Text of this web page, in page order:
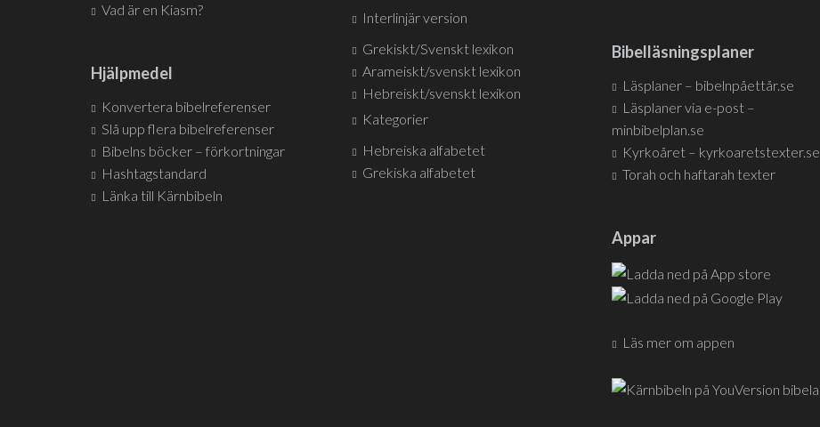
Vad är en Kiasm?
Hjälpmedel
Konvertera bibelreferenser
Slå upp flera bibelreferenser
Bibelns böcker – förkortningar
Hashtagstandard
Länka till Kärnbibeln
Interlinjär version
Grekiskt/Svenskt lexikon
Arameiskt/svenskt lexikon
Hebreiskt/svenskt lexikon
Kategorier
Hebreiska alfabetet
Grekiska alfabetet
Bibelläsningsplaner
Läsplaner – bibelnpåettår.se
Läsplaner via e-post –
minbibelplan.se
Kyrkoåret – kyrkoaretstexter.se
Torah och haftarah texter
Appar
Läs mer om appen